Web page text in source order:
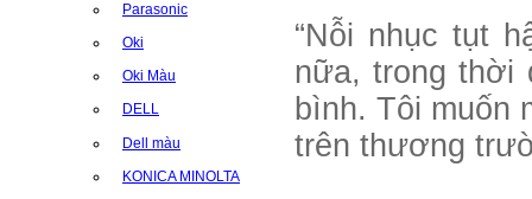
Parasonic
Oki
Oki Màu
DELL
Dell màu
KONICA MINOLTA
“Nỗi nhục tụt
nữa, trong thời
bình. Tôi muốn
trên thương